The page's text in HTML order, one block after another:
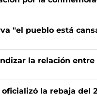
"el pueblo está
la relación
la rebaja del